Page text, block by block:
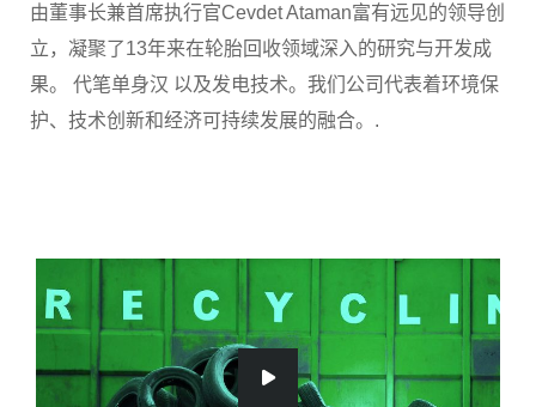
由董事长兼首席执行官Cevdet Ataman富有远见的领导创
立，凝聚了13年来在轮胎回收领域深入的研究与开发成
果。 代笔单身汉 以及发电技术。我们公司代表着环境保
护、技术创新和经济可持续发展的融合。.